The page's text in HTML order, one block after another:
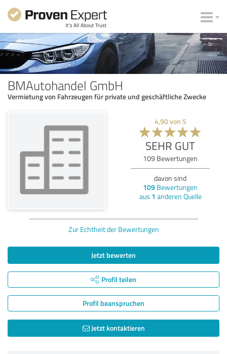
BMAutohandel GmbH
Vermietung von Fahrzeugen für private und geschäftliche Zwecke
4,90von 5
SEHR GUT
109 Bewertungen
davon sind
109 Bewertungen
aus 1 anderen Quelle
Zur Echtheit der Bewertungen
Jetzt bewerten
Profil teilen
Profil beanspruchen
Jetzt kontaktieren